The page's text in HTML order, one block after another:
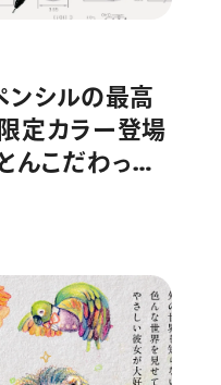
ンシルの最高
定カラー登場
んこだわっ
”2色を発売